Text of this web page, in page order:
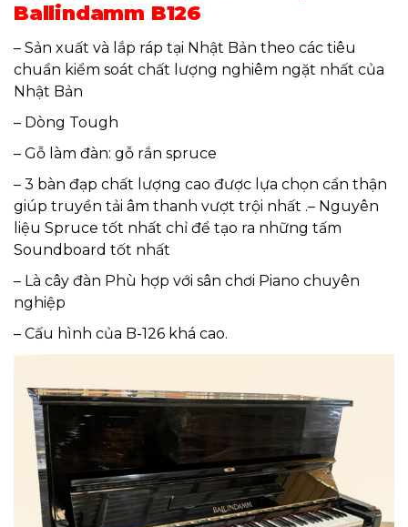
Ballindamm B126
– Sản xuất và lắp ráp tại Nhật Bản theo các tiêu
chuẩn kiểm soát chất lượng nghiêm ngặt nhất của
Nhật Bản
– Dòng Tough
– Gỗ làm đàn: gỗ rắn spruce
– 3 bàn đạp chất lượng cao được lựa chọn cẩn thận
giúp truyền tải âm thanh vượt trội nhất .– Nguyên
liệu Spruce tốt nhất chỉ để tạo ra những tấm
Soundboard tốt nhất
– Là cây đàn Phù hợp với sân chơi Piano chuyên
nghiệp
– Cấu hình của B-126 khá cao.